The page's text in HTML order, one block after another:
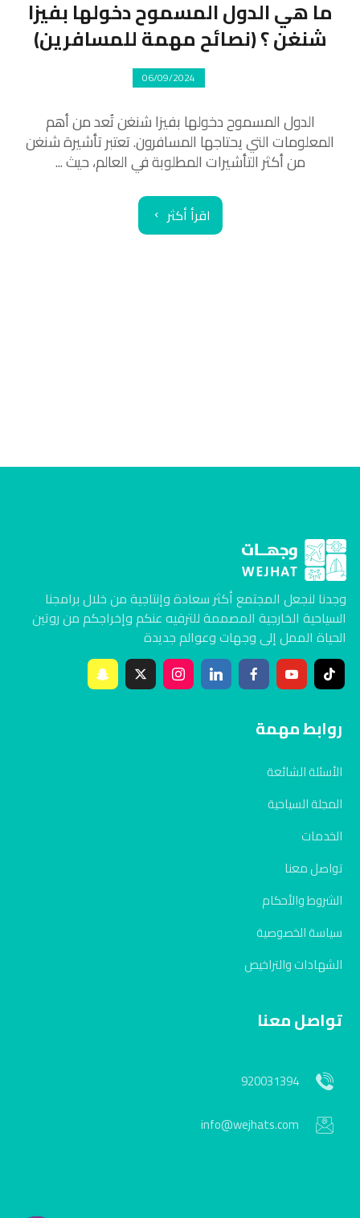
ما هي الدول المسموح دخولها بفيزا
شنغن ؟ (نصائح مهمة للمسافرين)
06/09/2024
الدول المسموح دخولها بفيزا شنغن تُعد من أهم
المعلومات التي يحتاجها المسافرون. تعتبر تأشيرة شنغن
من أكثر التأشيرات المطلوبة في العالم، حيث ...
اقرأ أكثر
وجدنا لنجعل المجتمع أكثر سعادة وإنتاجية من خلال برامجنا
السياحية الخارجية المصممة للترفيه عنكم وإخراجكم من روتين
الحياة الممل إلى وجهات وعوالم جديدة
روابط مهمة
الأسئلة الشائعة
المجلة السياحية
الخدمات
تواصل معنا
الشروط والأحكام
سياسة الخصوصية
الشهادات والتراخيص
تواصل معنا
920031394
info@wejhats.com